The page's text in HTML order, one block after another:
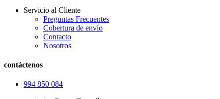
Servicio al Cliente
Preguntas Frecuentes
Cobertura de envío
Contacto
Nosotros
contáctenos
994 850 084